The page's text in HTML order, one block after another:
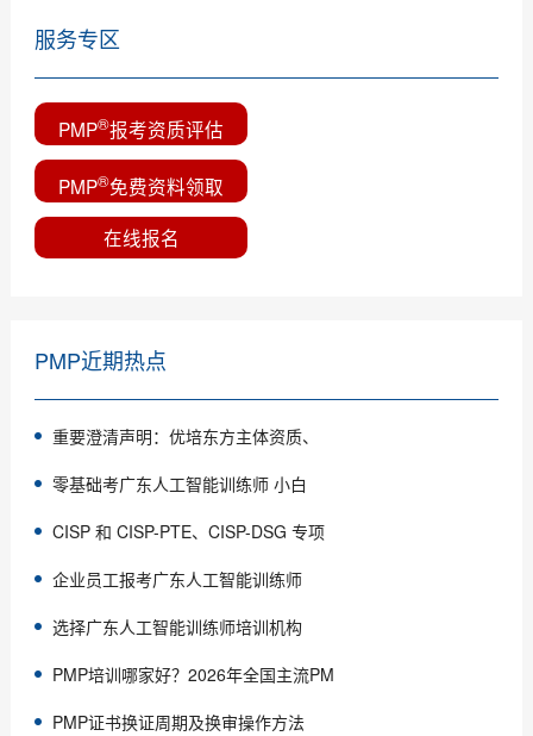
服务专区
PMP®报考资质评估
PMP®免费资料领取
在线报名
PMP近期热点
重要澄清声明：优培东方主体资质、
零基础考广东人工智能训练师 小白
CISP 和 CISP-PTE、CISP-DSG 专项
企业员工报考广东人工智能训练师
选择广东人工智能训练师培训机构
PMP培训哪家好？2026年全国主流PM
PMP证书换证周期及换审操作方法